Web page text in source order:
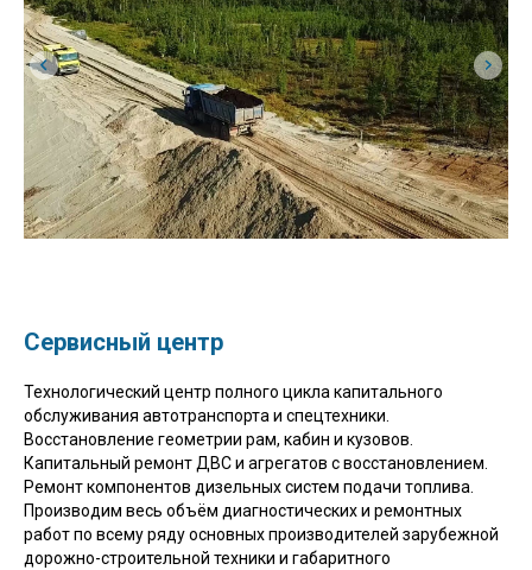
Сервисный центр
Технологический центр полного цикла капитального
обслуживания автотранспорта и спецтехники.
Восстановление геометрии рам, кабин и кузовов.
Капитальный ремонт ДВС и агрегатов с восстановлением.
Ремонт компонентов дизельных систем подачи топлива.
Производим весь объём диагностических и ремонтных
работ по всему ряду основных производителей зарубежной
дорожно-строительной техники и габаритного